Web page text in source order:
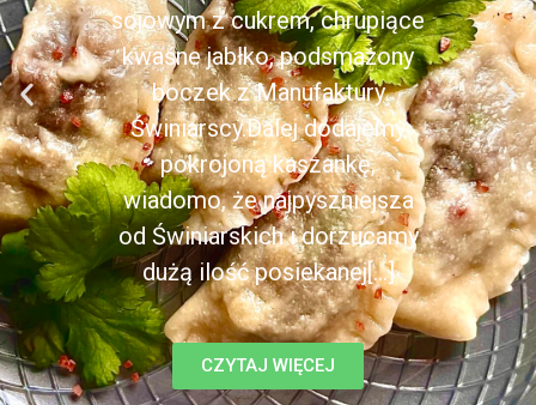
sojowym z cukrem, chrupiące
kwaśne jabłko, podsmażony
boczek z Manufaktury
Świniarscy.Dalej dodajemy
pokrojoną kaszankę,
wiadomo, że najpyszniejsza
od Świniarskich i dorzucamy
dużą ilość posiekanej[...]
CZYTAJ WIĘCEJ